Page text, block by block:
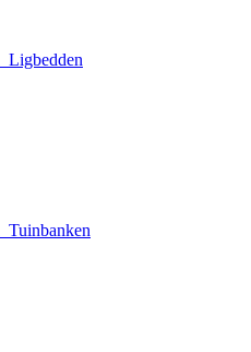
Ligbedden
Tuinbanken